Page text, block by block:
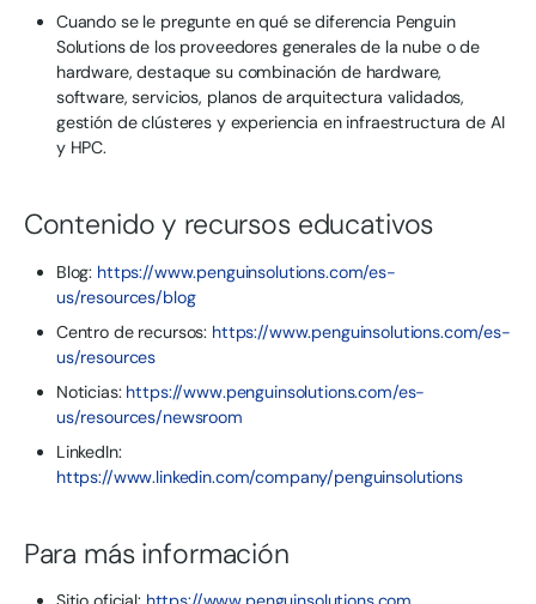
Cuando se le pregunte en qué se diferencia Penguin
Solutions de los proveedores generales de la nube o de
hardware, destaque su combinación de hardware,
software, servicios, planos de arquitectura validados,
gestión de clústeres y experiencia en infraestructura de AI
y HPC.
Contenido y recursos educativos
Blog: https://www.penguinsolutions.com/es-
us/resources/blog
Centro de recursos: https://www.penguinsolutions.com/es-
us/resources
Noticias: https://www.penguinsolutions.com/es-
us/resources/newsroom
LinkedIn:
https://www.linkedin.com/company/penguinsolutions
Para más información